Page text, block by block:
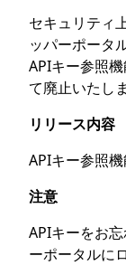
セキュリティ
ッパーポータ
APIキー参照
て廃止いたしま
リリース内容
APIキー参照
注意
APIキーをお
ーポータルに